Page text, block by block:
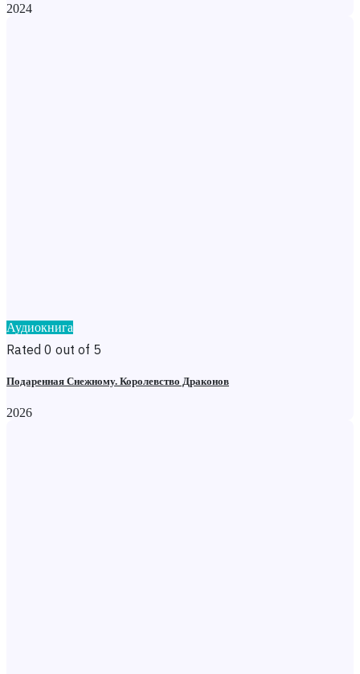
2024
Аудиокнига
Rated 0 out of 5
Подаренная Снежному. Королевство Драконов
2026